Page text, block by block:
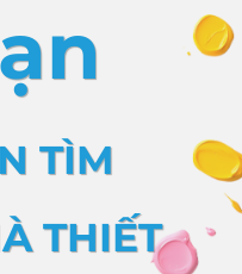
TÌM
THIẾT